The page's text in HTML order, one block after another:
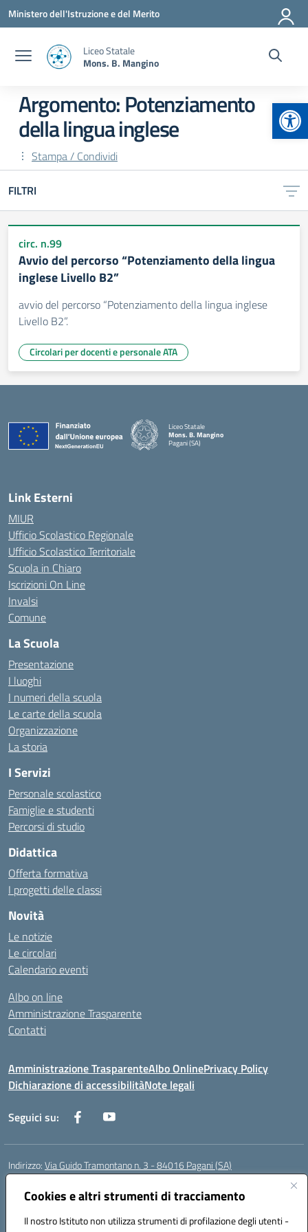
Cookies e altri strumenti di tracciamento
Il nostro Istituto non utilizza strumenti di profilazione degli utenti -
Vai ai contenuti
Vai al menu di navigazione
Vai al footer
Ministero dell'Istruzione e del Merito
Liceo Statale
Mons. B. Mangino
Argomento: Potenziamento
della lingua inglese
Stampa / Condividi
FILTRI
circ. n.99
Avvio del percorso “Potenziamento della lingua
inglese Livello B2”
avvio del percorso “Potenziamento della lingua inglese
Livello B2”.
Circolari per docenti e personale ATA
Liceo Statale
Mons. B. Mangino
Pagani (SA)
— Visita la pagina iniziale della scuola
Link Esterni
MIUR
Ufficio Scolastico Regionale
Ufficio Scolastico Territoriale
Scuola in Chiaro
Iscrizioni On Line
Invalsi
Comune
La Scuola
Presentazione
I luoghi
I numeri della scuola
Le carte della scuola
Organizzazione
La storia
I Servizi
Personale scolastico
Famiglie e studenti
Percorsi di studio
Didattica
Offerta formativa
I progetti delle classi
Novità
Le notizie
Le circolari
Calendario eventi
Albo on line
Amministrazione Trasparente
Contatti
Amministrazione TrasparenteAlbo OnlinePrivacy Policy
Dichiarazione di accessibilitàNote legali
Seguici su:
Indirizzo:Via Guido Tramontano n. 3 - 84016 Pagani (SA)
Centralino:
Posta elettronica certificata (PEC):saps08000t@pec.istruzione.it
Codice fiscale: 80022400651